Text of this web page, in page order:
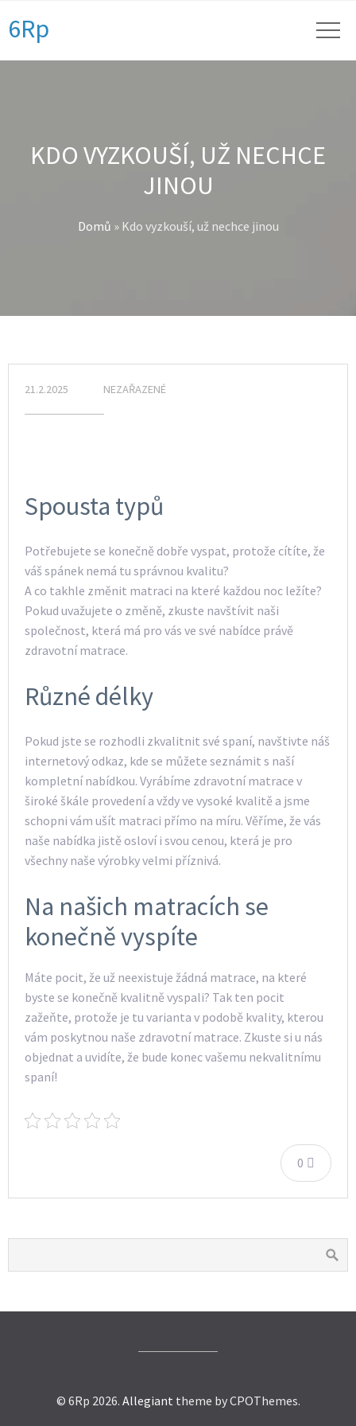
6Rp
KDO VYZKOUŠÍ, UŽ NECHCE
JINOU
Domů » Kdo vyzkouší, už nechce jinou
21.2.2025 NEZAŘAZENÉ
Spousta typů
Potřebujete se konečně dobře vyspat, protože cítíte, že
váš spánek nemá tu správnou kvalitu?
A co takhle změnit matraci na které každou noc ležíte?
Pokud uvažujete o změně, zkuste navštívit naši
společnost, která má pro vás ve své nabídce právě
zdravotní matrace.
Různé délky
Pokud jste se rozhodli zkvalitnit své spaní, navštivte náš
internetový odkaz, kde se můžete seznámit s naší
kompletní nabídkou. Vyrábíme zdravotní matrace v
široké škále provedení a vždy ve vysoké kvalitě a jsme
schopni vám ušít matraci přímo na míru. Věříme, že vás
naše nabídka jistě osloví i svou cenou, která je pro
všechny naše výrobky velmi příznivá.
Na našich matracích se
konečně vyspíte
Máte pocit, že už neexistuje žádná matrace, na které
byste se konečně kvalitně vyspali? Tak ten pocit
zažeňte, protože je tu varianta v podobě kvality, kterou
vám poskytnou naše zdravotní matrace. Zkuste si u nás
objednat a uvidíte, že bude konec vašemu nekvalitnímu
spaní!
0
© 6Rp 2026. Allegiant theme by CPOThemes.